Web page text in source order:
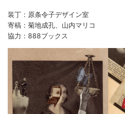
装丁：原条令子デザイン室
寄稿：菊地成孔、山内マリコ
協力：888ブックス